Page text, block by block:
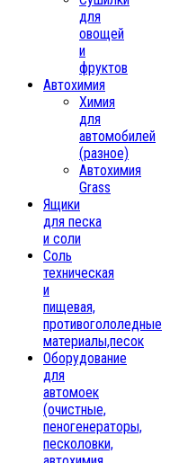
для
овощей
и
фруктов
Автохимия
Химия
для
автомобилей
(разное)
Автохимия
Grass
Ящики
для песка
и соли
Соль
техническая
и
пищевая,
противогололедные
материалы,песок
Oборудование
для
автомоек
(очистные,
пеногенераторы,
песколовки,